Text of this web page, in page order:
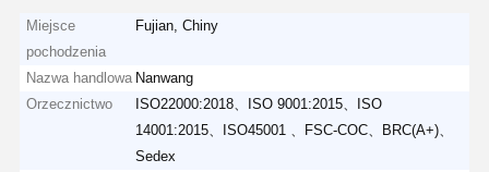
Miejsce
pochodzenia
Fujian, Chiny
Nazwa handlowa Nanwang
Orzecznictwo
ISO22000:2018、ISO 9001:2015、ISO
14001:2015、ISO45001 、FSC-COC、BRC(A+)、
Sedex